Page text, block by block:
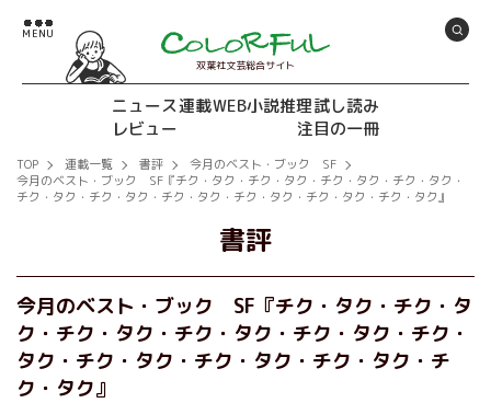
双葉社文芸総合サイト
ニュース連載WEB小説推理試し読み
レビュー
注目の一冊
TOP 連載一覧 書評
今月のベスト・ブック SF
今月のベスト・ブック SF『チク・タク・チク・タク・チク・タク・チク・タク・
チク・タク・チク・タク・チク・タク・チク・タク・チク・タク・チク・タク』
書評
今月のベスト・ブック SF『チク・タク・チク・タ
ク・チク・タク・チク・タク・チク・タク・チク・
タク・チク・タク・チク・タク・チク・タク・チ
ク・タク』